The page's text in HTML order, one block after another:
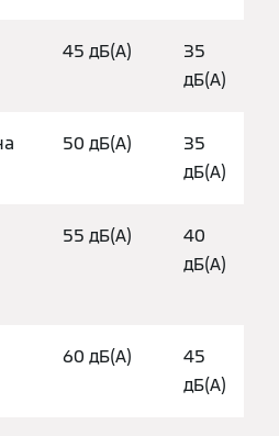
45 дБ(А)
35
дБ(А)
50 дБ(А)
35
дБ(А)
55 дБ(A)
40
дБ(А)
60 дБ(А)
45
дБ(А)